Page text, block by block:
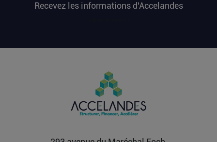
premier sur...
chez OpenAI pour se soigner
L’article Après une pause de 3 mois, la Française
Fidji Simo quitte son poste chez OpenAI pour se
Recevez les informations d'Accelandes